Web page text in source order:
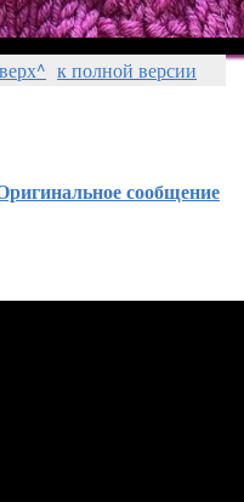
к полной версии
сообщение